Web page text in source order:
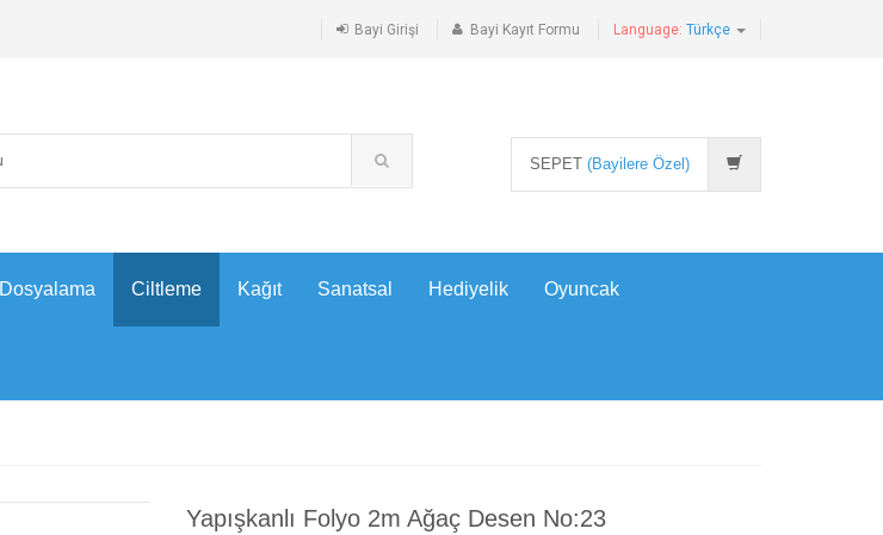
Bayi Girişi Bayi Kayıt Formu Language: Türkçe
SEPET (Bayilere Özel)
Dosyalama Ciltleme Kağıt Sanatsal Hediyelik Oyuncak
Yapışkanlı Folyo 2m Ağaç Desen No:23